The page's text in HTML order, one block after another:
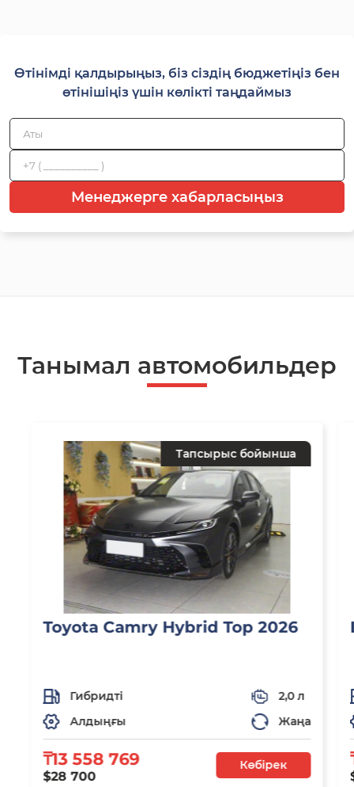
Өтінімді қалдырыңыз, біз сіздің бюджетіңіз бен
өтінішіңіз үшін көлікті таңдаймыз
Менеджерге хабарласыңыз
Танымал автомобильдер
Тапсырыс бойынша
Toyota Camry Hybrid Top 2026
Гибридті
2,0 л
Алдыңғы
Жаңа
₸13 558 769
$28 700
Көбірек